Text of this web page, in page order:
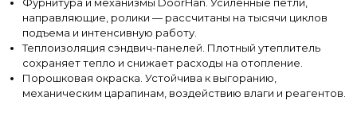
направляющие, ролики — рассчитаны на тысячи циклов
подъема и интенсивную работу.
Теплоизоляция сэндвич-панелей. Плотный утеплитель
сохраняет тепло и снижает расходы на отопление.
Порошковая окраска. Устойчива к выгоранию,
механическим царапинам, воздействию влаги и реагентов.